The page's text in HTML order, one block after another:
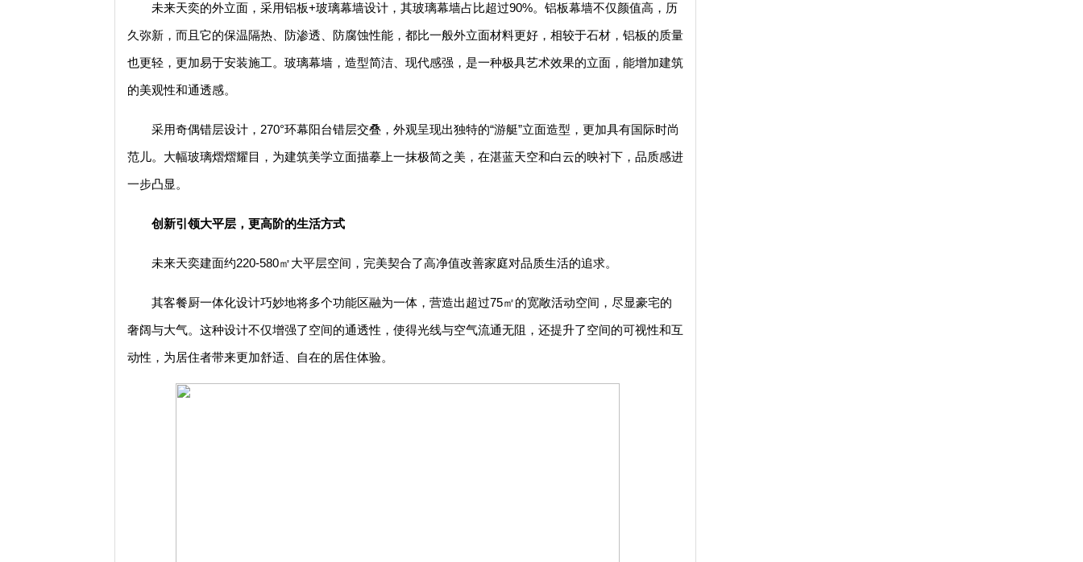
未来天奕的外立面，采用铝板+玻璃幕墙设计，其玻璃幕墙占比超过90%。铝板幕墙不仅颜值高，历
久弥新，而且它的保温隔热、防渗透、防腐蚀性能，都比一般外立面材料更好，相较于石材，铝板的质量
也更轻，更加易于安装施工。玻璃幕墙，造型简洁、现代感强，是一种极具艺术效果的立面，能增加建筑
的美观性和通透感。
采用奇偶错层设计，270°环幕阳台错层交叠，外观呈现出独特的“游艇”立面造型，更加具有国际时尚
范儿。大幅玻璃熠熠耀目，为建筑美学立面描摹上一抹极简之美，在湛蓝天空和白云的映衬下，品质感进
一步凸显。
创新引领大平层，更高阶的生活方式
未来天奕建面约220-580㎡大平层空间，完美契合了高净值改善家庭对品质生活的追求。
其客餐厨一体化设计巧妙地将多个功能区融为一体，营造出超过75㎡的宽敞活动空间，尽显豪宅的
奢阔与大气。这种设计不仅增强了空间的通透性，使得光线与空气流通无阻，还提升了空间的可视性和互
动性，为居住者带来更加舒适、自在的居住体验。